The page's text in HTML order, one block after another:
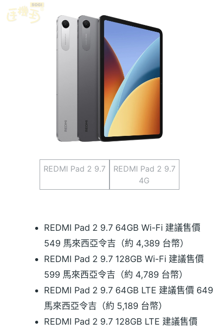
REDMI Pad 2 9.7
REDMI Pad 2 9.7
4G
REDMI Pad 2 9.7 64GB Wi-Fi 建議售價
549 馬來西亞令吉（約 4,389 台幣）
REDMI Pad 2 9.7 128GB Wi-Fi 建議售價
599 馬來西亞令吉（約 4,789 台幣）
REDMI Pad 2 9.7 64GB LTE 建議售價 649
馬來西亞令吉（約 5,189 台幣）
REDMI Pad 2 9.7 128GB LTE 建議售價